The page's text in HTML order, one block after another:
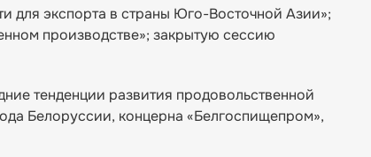
для экспорта в страны Юго-Восточной Азии»;
производстве»; закрытую сессию
тенденции развития продовольственной
Белоруссии, концерна «Белгоспищепром»,